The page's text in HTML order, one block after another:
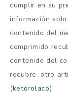
cumplir en su
información
contenido del
comprimido
contenido del
recubre. otro
(ketorolaco)